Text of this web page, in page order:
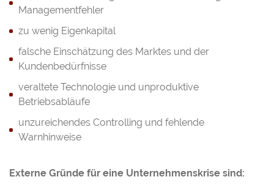
Managementfehler
zu wenig Eigenkapital
falsche Einschätzung des Marktes und der
Kundenbedürfnisse
veraltete Technologie und unproduktive
Betriebsabläufe
unzureichendes Controlling und fehlende
Warnhinweise
Externe Gründe für eine Unternehmenskrise sind: